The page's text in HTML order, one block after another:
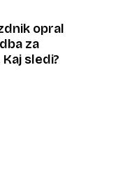
opral
za
sledi?